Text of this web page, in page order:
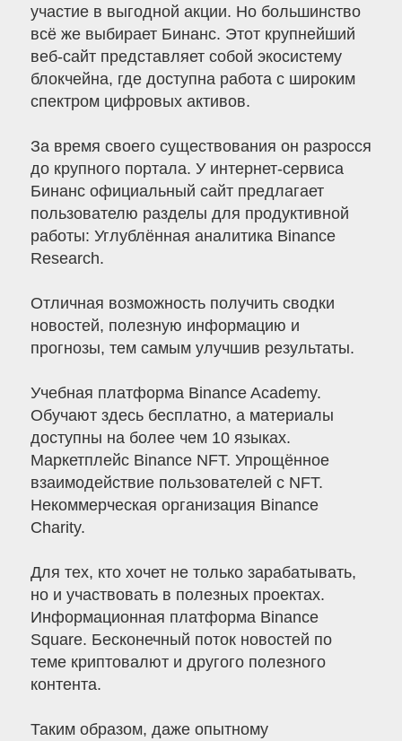
участие в выгодной акции. Но большинство
всё же выбирает Бинанс. Этот крупнейший
веб-сайт представляет собой экосистему
блокчейна, где доступна работа с широким
спектром цифровых активов.
За время своего существования он разросся
до крупного портала. У интернет-сервиса
Бинанс официальный сайт предлагает
пользователю разделы для продуктивной
работы: Углублённая аналитика Binance
Research.
Отличная возможность получить сводки
новостей, полезную информацию и
прогнозы, тем самым улучшив результаты.
Учебная платформа Binance Academy.
Обучают здесь бесплатно, а материалы
доступны на более чем 10 языках.
Маркетплейс Binance NFT. Упрощённое
взаимодействие пользователей с NFT.
Некоммерческая организация Binance
Charity.
Для тех, кто хочет не только зарабатывать,
но и участвовать в полезных проектах.
Информационная платформа Binance
Square. Бесконечный поток новостей по
теме криптовалют и другого полезного
контента.
Таким образом, даже опытному